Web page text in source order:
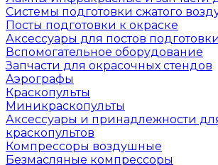
Системы подготовки сжатого
Посты подготовки к окраске
Аксессуары для постов
Вспомогательное оборудование
Запчасти для окрасочных стендов
Аэрографы
Краскопульты
Миникраскопульты
Аксессуары и принадлежности
краскопультов
Компрессоры воздушные
Безмасляные компрессоры